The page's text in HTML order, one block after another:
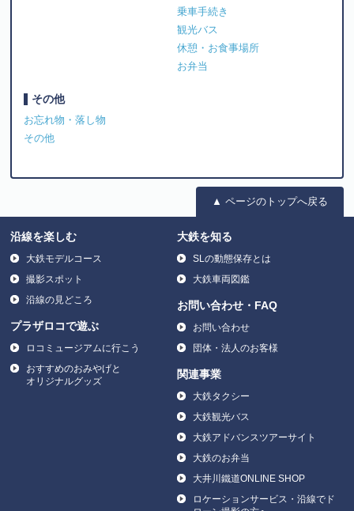
乗車手続き
観光バス
休憩・お食事場所
お弁当
その他
お忘れ物・落し物
その他
▲ ページのトップへ戻る
沿線を楽しむ
大鉄モデルコース
撮影スポット
沿線の見どころ
プラザロコで遊ぶ
ロコミュージアムに行こう
おすすめのおみやげと
オリジナルグッズ
大鉄を知る
SLの動態保存とは
大鉄車両図鑑
お問い合わせ・FAQ
お問い合わせ
団体・法人のお客様
関連事業
大鉄タクシー
大鉄観光バス
大鉄アドバンスツアーサイト
大鉄のお弁当
大井川鐵道ONLINE SHOP
ロケーションサービス・沿線でド